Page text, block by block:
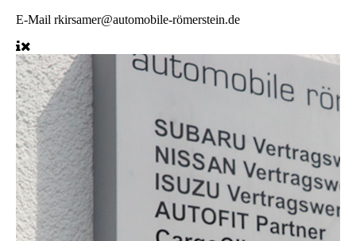
E-Mail rkirsamer@automobile-römerstein.de